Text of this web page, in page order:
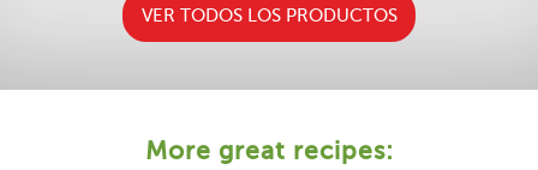
VER TODOS LOS PRODUCTOS
More great recipes: